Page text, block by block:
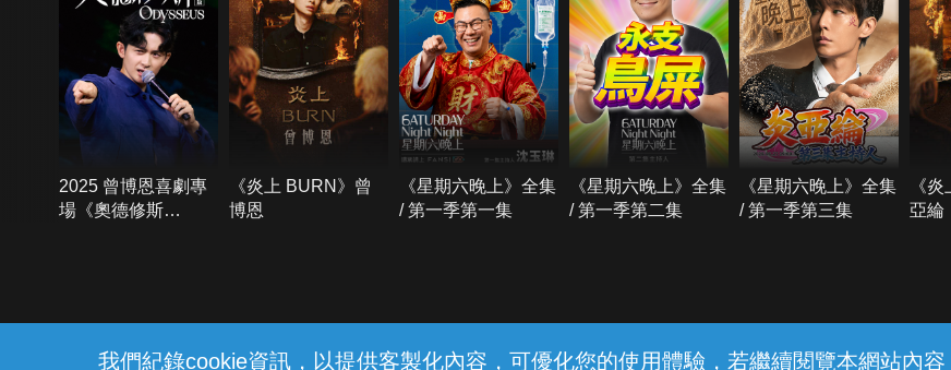
我們紀錄cookie資訊，以提供客製化內容，可優化您的使用體驗，若繼續閱覽本網站內
2025 曾博恩喜劇專
場《奧德修斯
《炎上 BURN》曾
博恩
《星期六晚上》全集
/ 第一季第一集
《星期六晚上》全集
/ 第一季第二集
《星期六晚上》全集
/ 第一季第三集
《
亞綸
線上客服 服務條款 隱私權保護